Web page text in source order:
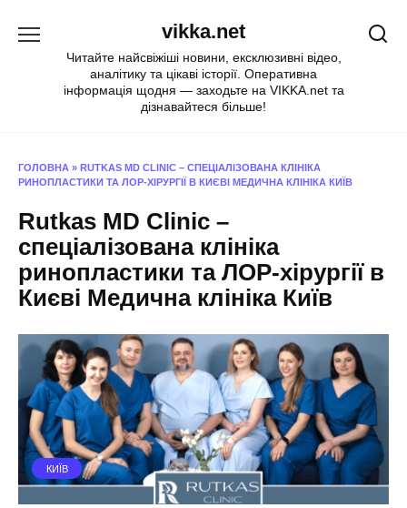
vikka.net
Читайте найсвіжіші новини, ексклюзивні відео,
аналітику та цікаві історії. Оперативна
інформація щодня — заходьте на VIKKA.net та
дізнавайтеся більше!
ГОЛОВНА » RUTKAS MD CLINIC – СПЕЦІАЛІЗОВАНА КЛІНІКА
РИНОПЛАСТИКИ ТА ЛОР-ХІРУРГІЇ В КИЄВІ МЕДИЧНА КЛІНІКА КИЇВ
Rutkas MD Clinic –
спеціалізована клініка
ринопластики та ЛОР-хірургії в
Києві Медична клініка Київ
КИЇВ